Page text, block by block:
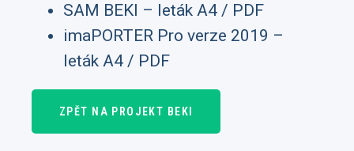
SAM BEKI – leták A4 / PDF
imaPORTER Pro verze 2019 –
leták A4 / PDF
ZPĚT NA PROJEKT BEKI